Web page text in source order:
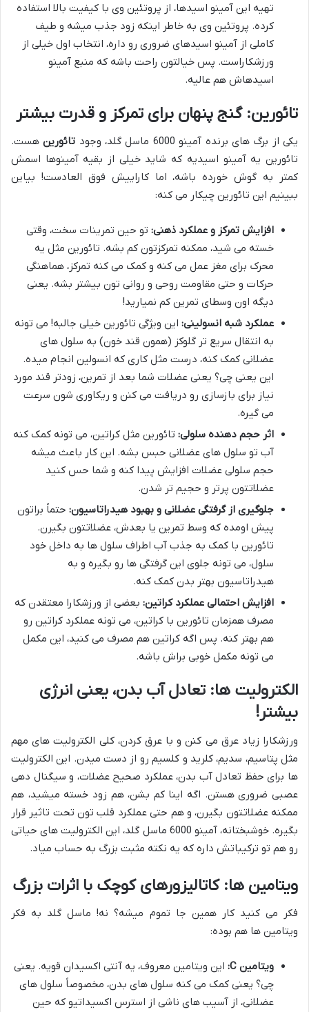
تهیه این آمینو اسیدها، از پروتئین وی با کیفیت بالا استفاده
کرده. پروتئین وی به خاطر اینکه زود جذب میشه و طیف
کاملی از آمینو اسیدهای ضروری رو داره، انتخاب اول خیلی از
ورزشکاراست. پس خیالتون راحت باشه که منبع آمینو
اسیدهاش هم عالیه.
تائورین: گنج پنهان برای تمرکز و قدرت بیشتر
یکی از برگ های برنده آمینو 6000 ماسل گلد، وجود تائورینهست.
تائورین یه آمینو اسیدیه که شاید خیلی از بقیه آمینوها اسمش
کمتر به گوش خورده باشه، اما کاراییش فوق العادست! بیاین
ببینیم این تائورین چیکار می کنه:
افزایش تمرکز و عملکرد ذهنی: تو حین تمرینات سخت، وقتی
خسته می شید، ممکنه تمرکزتون کم بشه. تائورین مثل یه
محرک برای مغز عمل می کنه و کمک می کنه تمرکز، هماهنگی
حرکات و حتی مقاومت روحی و روانی تون بیشتر بشه. یعنی
دیگه اون وسطای تمرین کم نمیارید!
عملکرد شبه انسولینی: این ویژگی تائورین خیلی جالبه! می تونه
به انتقال سریع تر گلوکز (همون قند خون) به سلول های
عضلانی کمک کنه، درست مثل کاری که انسولین انجام میده.
این یعنی چی؟ یعنی عضلات شما بعد از تمرین، زودتر قند مورد
نیاز برای بازسازی رو دریافت می کنن و ریکاوری شون سرعت
می گیره.
اثر حجم دهنده سلولی: تائورین مثل کراتین، می تونه کمک کنه
آب تو سلول های عضلانی حبس بشه. این کار باعث میشه
حجم سلولی عضلات افزایش پیدا کنه و شما حس کنید
عضلاتتون پرتر و حجیم تر شدن.
جلوگیری از گرفتگی عضلانی و بهبود هیدراتاسیون: حتماً براتون
پیش اومده که وسط تمرین یا بعدش، عضلاتتون بگیرن.
تائورین با کمک به جذب آب اطراف سلول ها به داخل خود
سلول، می تونه جلوی این گرفتگی ها رو بگیره و به
هیدراتاسیون بهتر بدن کمک کنه.
افزایش احتمالی عملکرد کراتین: بعضی از ورزشکارا معتقدن که
مصرف همزمان تائورین با کراتین، می تونه عملکرد کراتین رو
هم بهتر کنه. پس اگه کراتین هم مصرف می کنید، این مکمل
می تونه مکمل خوبی براش باشه.
الکترولیت ها: تعادل آب بدن، یعنی انرژی
بیشتر!
ورزشکارا زیاد عرق می کنن و با عرق کردن، کلی الکترولیت های مهم
مثل پتاسیم، سدیم، کلرید و کلسیم رو از دست میدن. این الکترولیت
ها برای حفظ تعادل آب بدن، عملکرد صحیح عضلات، و سیگنال دهی
عصبی ضروری هستن. اگه اینا کم بشن، هم زود خسته میشید، هم
ممکنه عضلاتتون بگیرن، و هم حتی عملکرد قلب تون تحت تاثیر قرار
بگیره. خوشبختانه، آمینو 6000 ماسل گلد، این الکترولیت های حیاتی
رو هم تو ترکیباتش داره که یه نکته مثبت بزرگ به حساب میاد.
ویتامین ها: کاتالیزورهای کوچک با اثرات بزرگ
فکر می کنید کار همین جا تموم میشه؟ نه! ماسل گلد به فکر
ویتامین ها هم بوده:
ویتامین C:
این ویتامین معروف، یه آنتی اکسیدان قویه. یعنی
چی؟ یعنی کمک می کنه سلول های بدن، مخصوصاً سلول های
عضلانی، از آسیب های ناشی از استرس اکسیداتیو که حین